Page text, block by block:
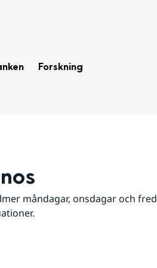
Forskning
måndagar, onsdagar och